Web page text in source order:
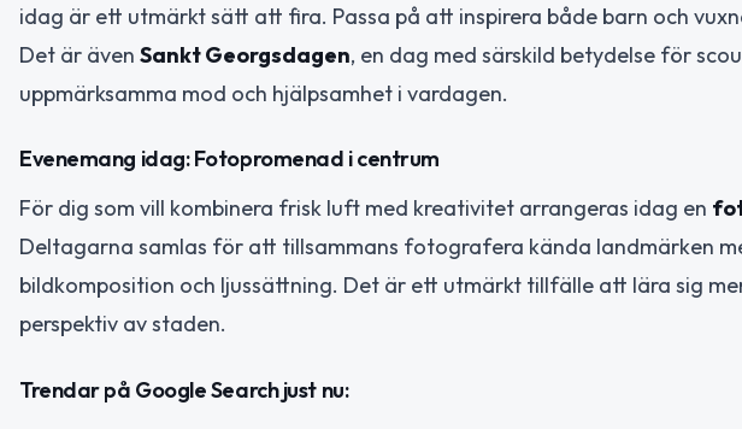
idag är ett utmärkt sätt att fira. Passa på att inspirera både barn och
Det är även Sankt Georgsdagen, en dag med särskild betydelse för
uppmärksamma mod och hjälpsamhet i vardagen.
Evenemang idag: Fotopromenad i centrum
För dig som vill kombinera frisk luft med kreativitet arrangeras idag en
Deltagarna samlas för att tillsammans fotografera kända landmärken
bildkomposition och ljussättning. Det är ett utmärkt tillfälle att lära sig
perspektiv av staden.
Trendar på Google Search just nu: